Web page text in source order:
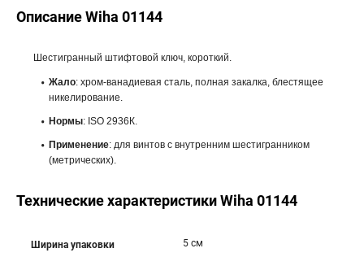
Описание Wiha 01144
Шестигранный штифтовой ключ, короткий.
Жало: хром-ванадиевая сталь, полная закалка, блестящее
никелирование.
Нормы: ISO 2936К.
Применение: для винтов с внутренним шестигранником
(метрических).
Технические характеристики Wiha 01144
Ширина упаковки 5 см